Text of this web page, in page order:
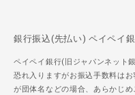
銀行振込(先払い) ペイペイ
ペイペイ銀行(旧ジャパンネット
恐れ入りますがお振込手数料は
が団体名などの場合、あらかじ